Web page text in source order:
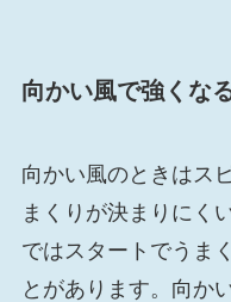
向かい風で強くな
向かい風のときはス
まくりが決まりにく
ではスタートでうま
とがあります。向か